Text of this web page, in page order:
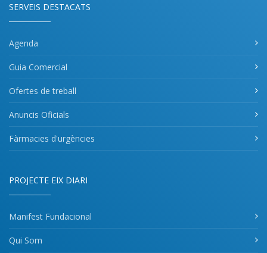
SERVEIS DESTACATS
Agenda
Guia Comercial
Ofertes de treball
Anuncis Oficials
Fàrmacies d'urgències
PROJECTE EIX DIARI
Manifest Fundacional
Qui Som